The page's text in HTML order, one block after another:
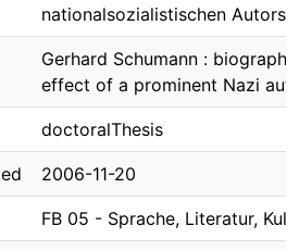
nationalsozialistischen Autors
Gerhard Schumann :
effect of a prominent Nazi
doctoralThesis
2006-11-20
FB 05 - Sprache, Literatur,